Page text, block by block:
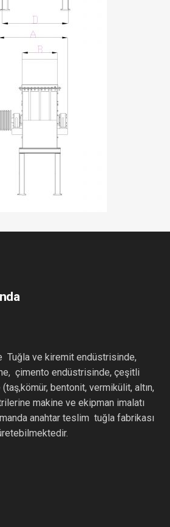
Tuğla ve kiremit endüstrisinde,
çimento endüstrisinde, çeşitli
bentonit, vermikülit, altın,
makine ve ekipman imalatı
anahtar teslim tuğla fabrikası